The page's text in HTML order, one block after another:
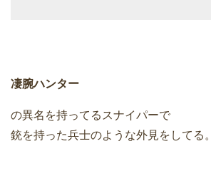
凄腕ハンター
の異名を持ってるスナイパーで
銃を持った兵士のような外見をしてる。